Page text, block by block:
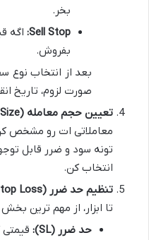
بخر.
Sell Stop: اگه
بفروش.
بعد از انتخاب نوع
صورت لزوم، تاریخ
تعیین حجم معامله (Lot Size):
تونه سود و ضرر قابل
انتخاب کن.
تنظیم حد ضرر (Stop Loss) و حد سود (Take Profit):
تا ابزار، از مهم ترین
حد ضرر (SL):